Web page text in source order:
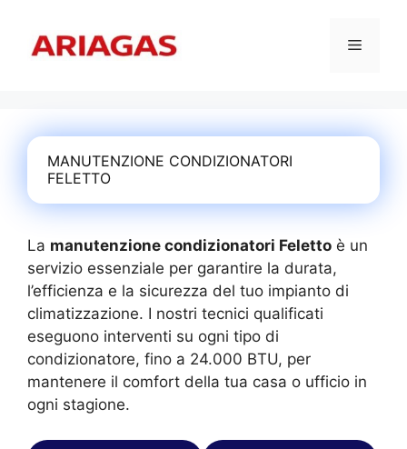
contenuto
Menu
MANUTENZIONE CONDIZIONATORI
FELETTO
La manutenzione condizionatori Feletto è un
servizio essenziale per garantire la durata,
l’efficienza e la sicurezza del tuo impianto di
climatizzazione. I nostri tecnici qualificati
eseguono interventi su ogni tipo di
condizionatore, fino a 24.000 BTU, per
mantenere il comfort della tua casa o ufficio in
ogni stagione.